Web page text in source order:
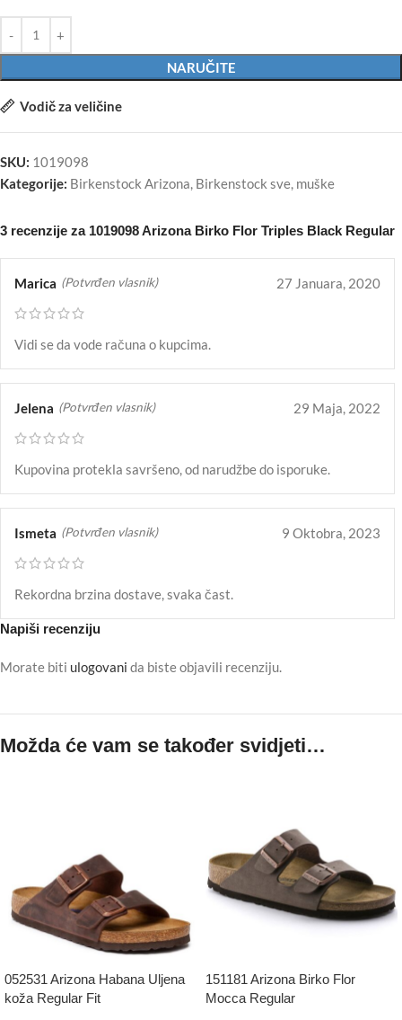
NARUČITE
Vodič za veličine
SKU: 1019098
Kategorije: Birkenstock Arizona Birkenstock sve muške
3 recenzije za 1019098 Arizona Birko Flor Triples Black Regular
Marica (Potvrđen vlasnik) 27 Januara, 2020
Vidi se da vode računa o kupcima.
Jelena (Potvrđen vlasnik) 29 Maja, 2022
Kupovina protekla savršeno, od narudžbe do isporuke.
Ismeta (Potvrđen vlasnik) 9 Oktobra, 2023
Rekordna brzina dostave, svaka čast.
Napiši recenziju
Morate biti ulogovani da biste objavili recenziju.
Možda će vam se također svidjeti…
052531 Arizona Habana Uljena
koža Regular Fit
151181 Arizona Birko Flor
Mocca Regular